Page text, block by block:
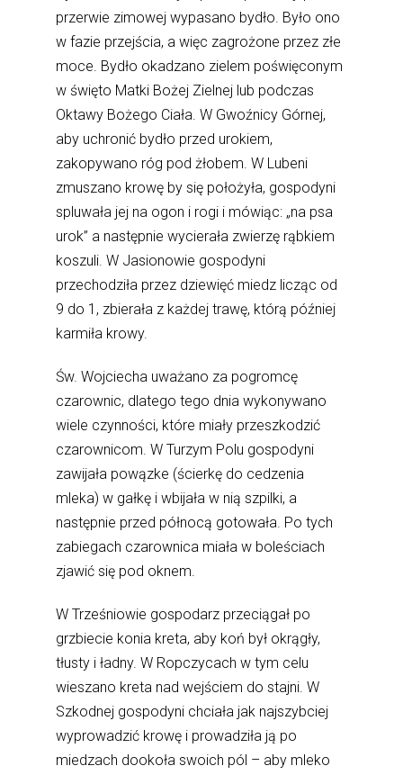
przerwie zimowej wypasano bydło. Było ono
w fazie przejścia, a więc zagrożone przez złe
moce. Bydło okadzano zielem poświęconym
w święto Matki Bożej Zielnej lub podczas
Oktawy Bożego Ciała. W Gwoźnicy Górnej,
aby uchronić bydło przed urokiem,
zakopywano róg pod żłobem. W Lubeni
zmuszano krowę by się położyła, gospodyni
spluwała jej na ogon i rogi i mówiąc: „na psa
urok” a następnie wycierała zwierzę rąbkiem
koszuli. W Jasionowie gospodyni
przechodziła przez dziewięć miedz licząc od
9 do 1, zbierała z każdej trawę, którą później
karmiła krowy.
Św. Wojciecha uważano za pogromcę
czarownic, dlatego tego dnia wykonywano
wiele czynności, które miały przeszkodzić
czarownicom. W Turzym Polu gospodyni
zawijała powązke (ścierkę do cedzenia
mleka) w gałkę i wbijała w nią szpilki, a
następnie przed północą gotowała. Po tych
zabiegach czarownica miała w boleściach
zjawić się pod oknem.
W Trześniowie gospodarz przeciągał po
grzbiecie konia kreta, aby koń był okrągły,
tłusty i ładny. W Ropczycach w tym celu
wieszano kreta nad wejściem do stajni. W
Szkodnej gospodyni chciała jak najszybciej
wyprowadzić krowę i prowadziła ją po
miedzach dookoła swoich pól – aby mleko